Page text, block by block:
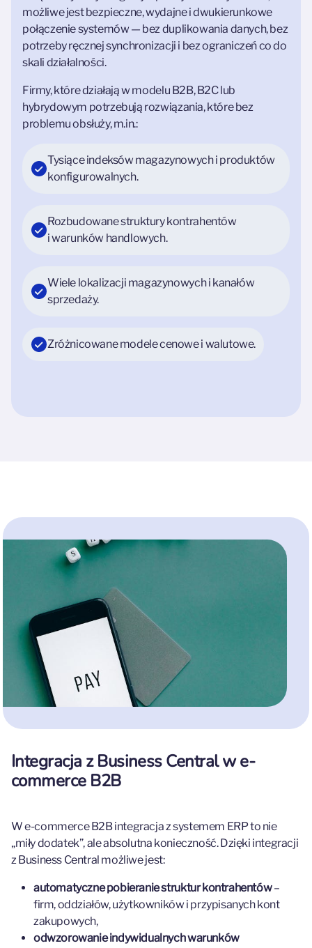
możliwe jest bezpieczne, wydajne i dwukierunkowe
połączenie systemów — bez duplikowania danych, bez
potrzeby ręcznej synchronizacji i bez ograniczeń co do
skali działalności.
Firmy, które działają w modelu B2B, B2C lub
hybrydowym potrzebują rozwiązania, które bez
problemu obsłuży, m.in.:
Tysiące indeksów magazynowych i produktów
konfigurowalnych.
Rozbudowane struktury kontrahentów
i warunków handlowych.
Wiele lokalizacji magazynowych i kanałów
sprzedaży.
Zróżnicowane modele cenowe i walutowe.
Integracja z Business Central w e-
commerce B2B
W e-commerce B2B integracja z systemem ERP to nie
„miły dodatek”, ale absolutna konieczność. Dzięki integracji
z Business Central możliwe jest:
automatyczne pobieranie struktur kontrahentów–
firm, oddziałów, użytkowników i przypisanych kont
zakupowych,
odwzorowanie indywidualnych warunków